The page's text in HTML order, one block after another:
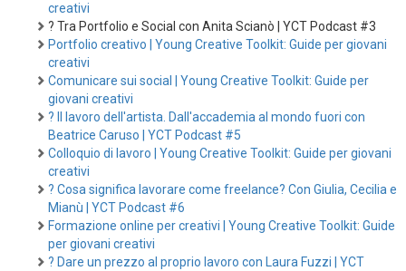
creativi
? Tra Portfolio e Social con Anita Scianò | YCT Podcast #3
Portfolio creativo | Young Creative Toolkit: Guide per giovani
creativi
Comunicare sui social | Young Creative Toolkit: Guide per
giovani creativi
? Il lavoro dell'artista. Dall'accademia al mondo fuori con
Beatrice Caruso | YCT Podcast #5
Colloquio di lavoro | Young Creative Toolkit: Guide per giovani
creativi
? Cosa significa lavorare come freelance? Con Giulia, Cecilia e
Mianù | YCT Podcast #6
Formazione online per creativi | Young Creative Toolkit: Guide
per giovani creativi
? Dare un prezzo al proprio lavoro con Laura Fuzzi | YCT